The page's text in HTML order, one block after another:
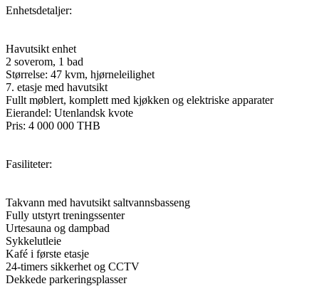
Enhetsdetaljer:
Havutsikt enhet
2 soverom, 1 bad
Størrelse: 47 kvm, hjørneleilighet
7. etasje med havutsikt
Fullt møblert, komplett med kjøkken og elektriske apparater
Eierandel: Utenlandsk kvote
Pris: 4 000 000 THB
Fasiliteter:
Takvann med havutsikt saltvannsbasseng
Fully utstyrt treningssenter
Urtesauna og dampbad
Sykkelutleie
Kafé i første etasje
24-timers sikkerhet og CCTV
Dekkede parkeringsplasser